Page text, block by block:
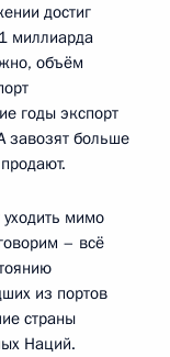
достиг
миллиарда
объём
годы экспорт
завозят больше
мимо
– всё
из портов
страны
Наций.